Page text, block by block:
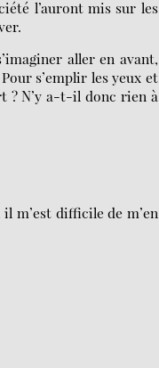
l’auront mis sur les
aller en avant,
s’emplir les yeux et
? N’y a-t-il donc rien à
m’est difficile de m’en